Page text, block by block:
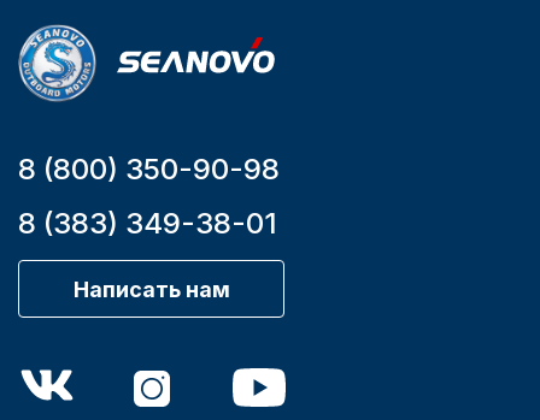
катеров
мотора, л.с.
9,9
8 (800) 350-90-98
8 (383) 349-38-01
Написать нам